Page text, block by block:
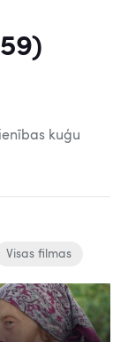
kuģu
Visas filmas